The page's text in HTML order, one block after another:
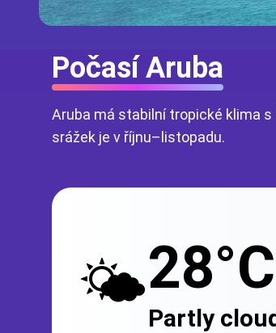
Počasí Aruba
Aruba má stabilní tropické klima
srážek je v říjnu–listopadu.
🌤️28°C
Partly